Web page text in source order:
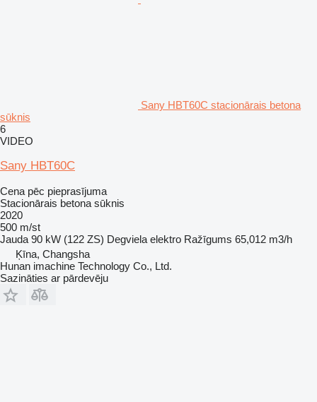
Sany HBT60C stacionārais betona
sūknis
6
VIDEO
Sany HBT60C
Cena pēc pieprasījuma
Stacionārais betona sūknis
2020
500 m/st
Jauda 90 kW (122 ZS) Degviela elektro Ražīgums 65,012 m3/h
Ķīna, Changsha
Hunan imachine Technology Co., Ltd.
Sazināties ar pārdevēju